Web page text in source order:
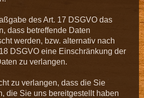
des Art. 17 DSGVO das
dass betreffende Daten
werden, bzw. alternativ nach
DSGVO eine Einschränkung der
zu verlangen.
zu verlangen, dass die Sie
die Sie uns bereitgestellt haben